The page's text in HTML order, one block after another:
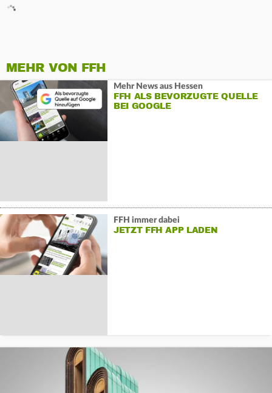
MEHR VON FFH
Mehr News aus Hessen
FFH ALS BEVORZUGTE QUELLE
BEI GOOGLE
FFH immer dabei
JETZT FFH APP LADEN